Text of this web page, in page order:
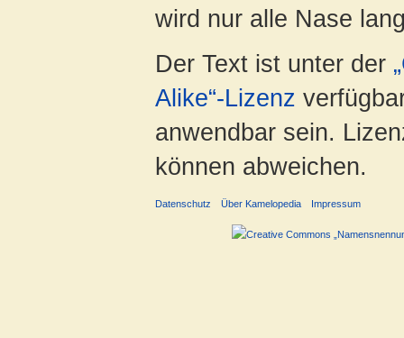
wird nur alle Nase
Der Text ist unter der
Alike“-Lizenz
anwendbar sein.
können abweichen.
Datenschutz Über Kamelopedia Impressum